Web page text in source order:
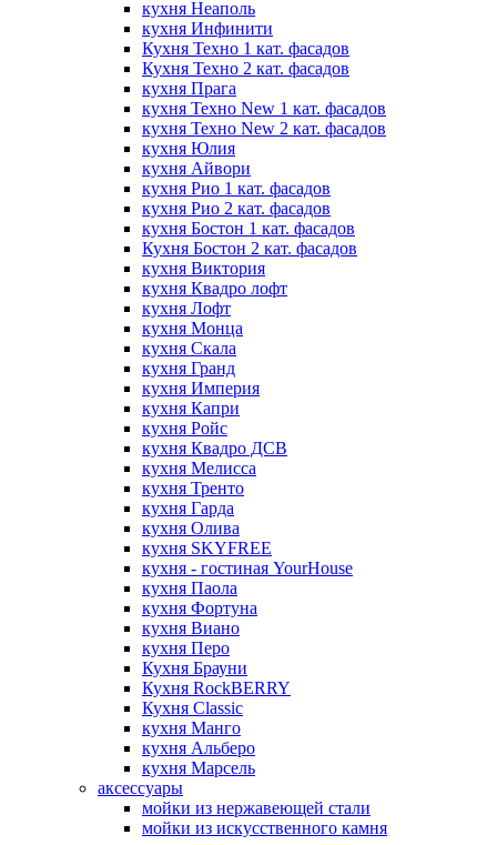
кухня Неаполь
кухня Инфинити
Кухня Техно 1 кат. фасадов
Кухня Техно 2 кат. фасадов
кухня Прага
кухня Техно New 1 кат. фасадов
кухня Техно New 2 кат. фасадов
кухня Юлия
кухня Айвори
кухня Рио 1 кат. фасадов
кухня Рио 2 кат. фасадов
кухня Бостон 1 кат. фасадов
Кухня Бостон 2 кат. фасадов
кухня Виктория
кухня Квадро лофт
кухня Лофт
кухня Монца
кухня Скала
кухня Гранд
кухня Империя
кухня Капри
кухня Ройс
кухня Квадро ДСВ
кухня Мелисса
кухня Тренто
кухня Гарда
кухня Олива
кухня SKYFREE
кухня - гостиная YourHouse
кухня Паола
кухня Фортуна
кухня Виано
кухня Перо
Кухня Брауни
Кухня RockBERRY
Кухня Classic
кухня Манго
кухня Альберо
кухня Марсель
аксессуары
мойки из нержавеющей стали
мойки из искусственного камня